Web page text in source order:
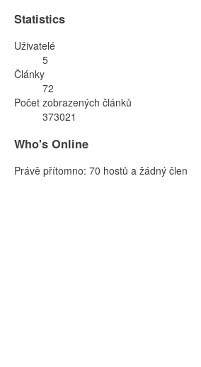
Statistics
Uživatelé
5
Články
72
Počet zobrazených článků
373021
Who's Online
Právě přítomno: 70 hostů a žádný člen